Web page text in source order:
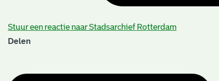
Stuur een reactie naar Stadsarchief Rotterdam
Delen